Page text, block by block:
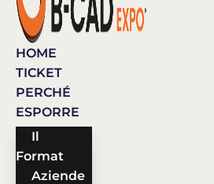
HOME
TICKET
PERCHÉ
ESPORRE
Il
Format
Aziende